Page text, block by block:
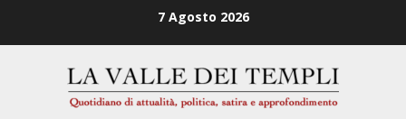
7 Agosto 2026